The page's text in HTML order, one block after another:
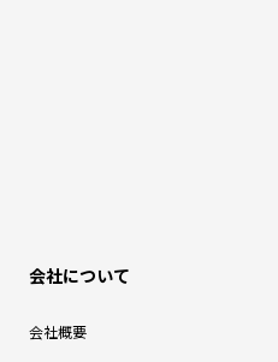
会社について
会社概要